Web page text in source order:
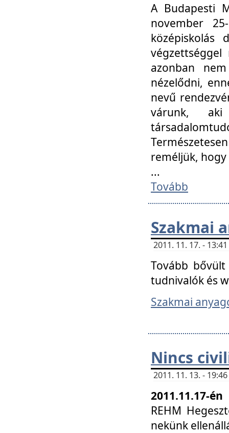
A Budapesti
november
középiskolás
azonban
nézelődni,
nevű
várunk, aki
reméljük,
...
Tovább
Szakmai
2011. 11. 17. -
Tovább bővült
tudnivalók és
Szakmai
Nincs
2011. 11. 13. -
2011.11.17-
REHM
nekünk